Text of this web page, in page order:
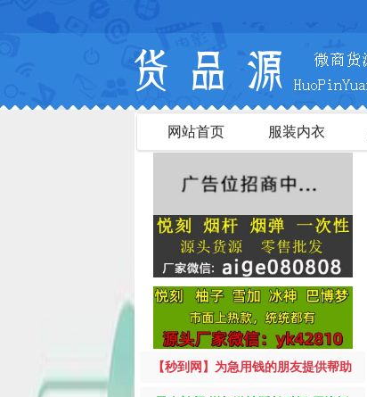
网站首页 服装内衣
【秒到网】为急用钱的朋友提供帮助